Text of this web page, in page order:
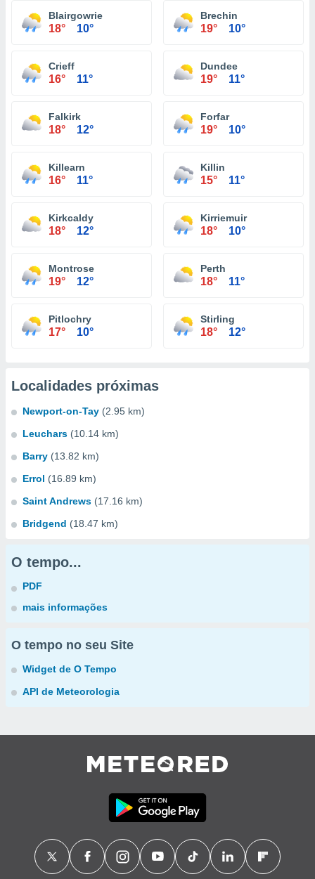
Blairgowrie
18° 10°
Brechin
19° 10°
Crieff
16° 11°
Dundee
19° 11°
Falkirk
18° 12°
Forfar
19° 10°
Killearn
16° 11°
Killin
15° 11°
Kirkcaldy
18° 12°
Kirriemuir
18° 10°
Montrose
19° 12°
Perth
18° 11°
Pitlochry
17° 10°
Stirling
18° 12°
Localidades próximas
Newport-on-Tay (2.95 km)
Leuchars (10.14 km)
Barry (13.82 km)
Errol (16.89 km)
Saint Andrews (17.16 km)
Bridgend (18.47 km)
O tempo...
PDF
mais informações
O tempo no seu Site
Widget de O Tempo
API de Meteorologia